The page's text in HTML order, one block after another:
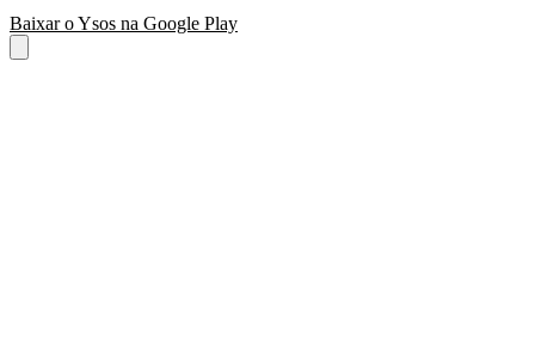
Baixar o Ysos na Google Play